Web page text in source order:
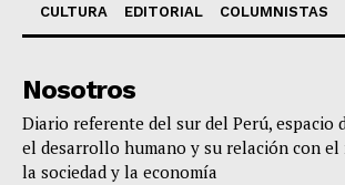
CULTURA
EDITORIAL COLUMNISTAS
Nosotros
Diario referente del sur del Perú, espacio
el desarrollo humano y su relación con el
la sociedad y la economía